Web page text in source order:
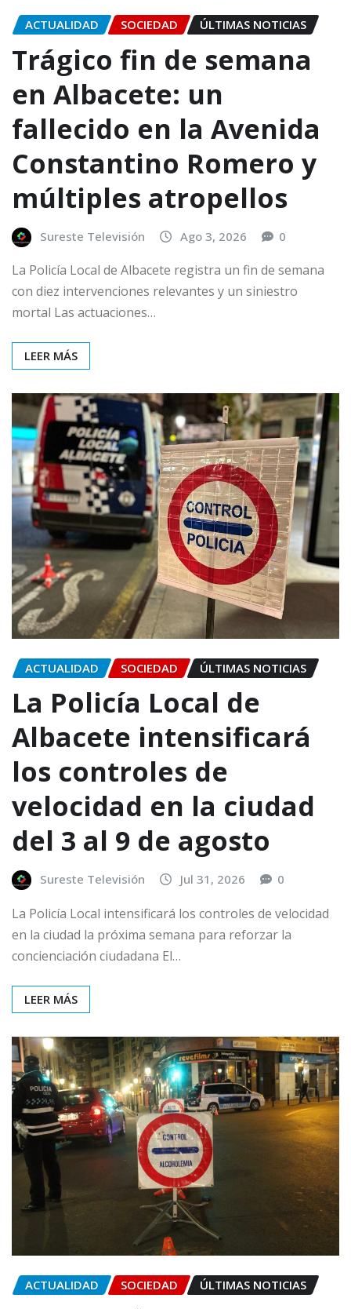
ACTUALIDAD SOCIEDAD ÚLTIMAS NOTICIAS
Trágico fin de semana
en Albacete: un
fallecido en la Avenida
Constantino Romero y
múltiples atropellos
Sureste Televisión Ago 3, 2026 0
La Policía Local de Albacete registra un fin de semana
con diez intervenciones relevantes y un siniestro
mortal Las actuaciones…
LEER MÁS
ACTUALIDAD SOCIEDAD ÚLTIMAS NOTICIAS
La Policía Local de
Albacete intensificará
los controles de
velocidad en la ciudad
del 3 al 9 de agosto
Sureste Televisión Jul 31, 2026 0
La Policía Local intensificará los controles de velocidad
en la ciudad la próxima semana para reforzar la
concienciación ciudadana El…
LEER MÁS
ACTUALIDAD SOCIEDAD ÚLTIMAS NOTICIAS